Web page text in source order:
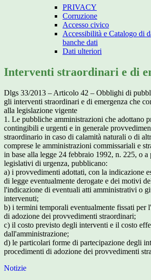
PRIVACY
Corruzione
Accesso civico
Accessibilità e Catalogo di
banche dati
Dati ulteriori
Interventi straordinari e di
Dlgs 33/2013 – Articolo 42 – Obblighi di
gli interventi straordinari e di emergenza che
alla legislazione vigente
1. Le pubbliche amministrazioni che adottano
contingibili e urgenti e in generale
straordinario in caso di calamità naturali o di
comprese le amministrazioni commissariali e
in base alla legge 24 febbraio 1992, n. 225, o
legislativi di urgenza, pubblicano:
a) i provvedimenti adottati, con la indicazione
di legge eventualmente derogate e dei motivi
l'indicazione di eventuali atti amministrativi o
intervenuti;
b) i termini temporali eventualmente fissati per
di adozione dei provvedimenti straordinari;
c) il costo previsto degli interventi e il costo
dall'amministrazione;
d) le particolari forme di partecipazione degli
procedimenti di adozione dei provvedimenti
Notizie